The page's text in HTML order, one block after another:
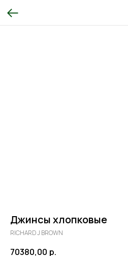
Джинсы хлопковые
RICHARD J BROWN
70380,00 р.